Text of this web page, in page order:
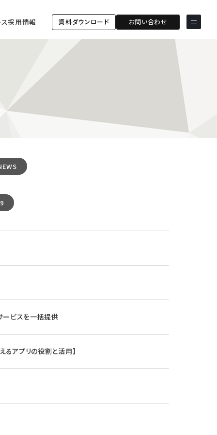
採用情報 資料ダウンロード お問い合わせ
サービス & ソリューション
PICTONA
PDM XR
しふとん
ニュース
会社情報
会社概要
ービスを一括提供
るアプリの役割と活用】